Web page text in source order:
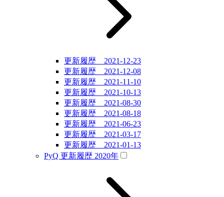
更新履歴 2021-12-23
更新履歴 2021-12-08
更新履歴 2021-11-10
更新履歴 2021-10-13
更新履歴 2021-08-30
更新履歴 2021-08-18
更新履歴 2021-06-23
更新履歴 2021-03-17
更新履歴 2021-01-13
PyQ 更新履歴 2020年